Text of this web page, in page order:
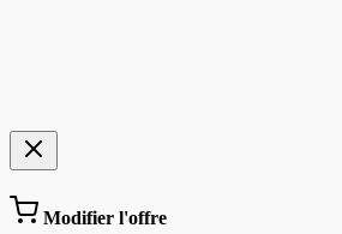
Modifier l'offre